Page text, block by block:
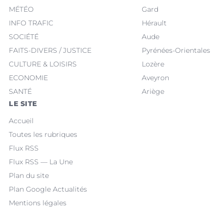
MÉTÉO
INFO TRAFIC
SOCIÉTÉ
FAITS-DIVERS / JUSTICE
CULTURE & LOISIRS
ECONOMIE
SANTÉ
Gard
Hérault
Aude
Pyrénées-Orientales
Lozère
Aveyron
Ariège
LE SITE
Accueil
Toutes les rubriques
Flux RSS
Flux RSS — La Une
Plan du site
Plan Google Actualités
Mentions légales